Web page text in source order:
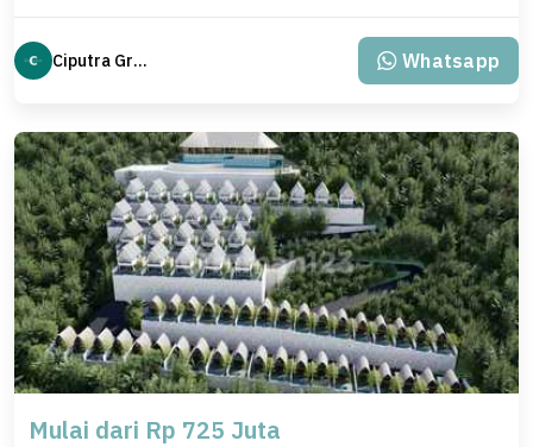
Ciputra Group Whatsapp
Mulai dari Rp 725 Juta